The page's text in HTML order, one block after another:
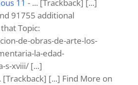
11 - ... [Trackback] [...]
91755 additional
Topic:
de-obras-de-arte-los-
la-edad-
s-xviii/ [...]
[Trackback] [...] Find More on